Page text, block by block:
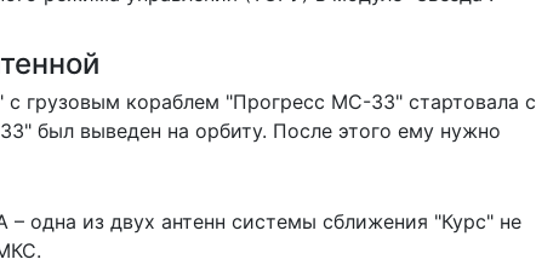
грузовым кораблем "Прогресс МС-33" стартовала с
был выведен на орбиту. После этого ему нужно
– одна из двух антенн системы сближения "Курс" не